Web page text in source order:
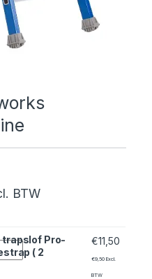
BTW
trapslof Pro-
( 2
€11,50
€9,50Excl.
BTW